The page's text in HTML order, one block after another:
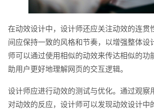
在动效设计中，设计师还应关注动效的连贯
间应保持一致的风格和节奏，以增强整体设
师可以通过使用相似的动效来传达相似的功
助用户更好地理解网页的交互逻辑。
设计师应进行动效的测试与优化。通过观察
对动效的反应，设计师可以发现动效设计中